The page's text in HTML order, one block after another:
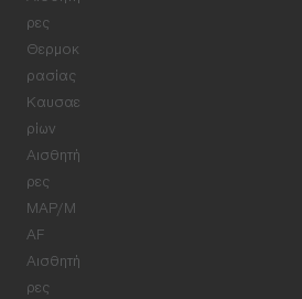
ρες
Θερμοκ
ρασίας
Καυσαε
ρίων
Αισθητή
ρες
MAP/M
AF
Αισθητή
ρες